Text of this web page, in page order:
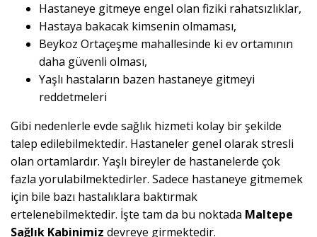
Hastaneye gitmeye engel olan fiziki rahatsızlıklar,
Hastaya bakacak kimsenin olmaması,
Beykoz Ortaçeşme mahallesinde ki ev ortamının
daha güvenli olması,
Yaşlı hastaların bazen hastaneye gitmeyi
reddetmeleri
Gibi nedenlerle evde sağlık hizmeti kolay bir şekilde
talep edilebilmektedir. Hastaneler genel olarak stresli
olan ortamlardır. Yaşlı bireyler de hastanelerde çok
fazla yorulabilmektedirler. Sadece hastaneye gitmemek
için bile bazı hastalıklara baktırmak
ertelenebilmektedir. İşte tam da bu noktada Maltepe
Sağlık Kabinimiz devreye girmektedir.